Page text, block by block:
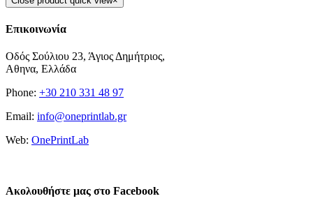
Επικοινωνία
Οδός Σούλιου 23, Άγιος Δημήτριος,
Αθηνα, Ελλάδα
Phone: +30 210 331 48 97
Email: info@oneprintlab.gr
Web: OnePrintLab
Ακολουθήστε μας στο Facebook